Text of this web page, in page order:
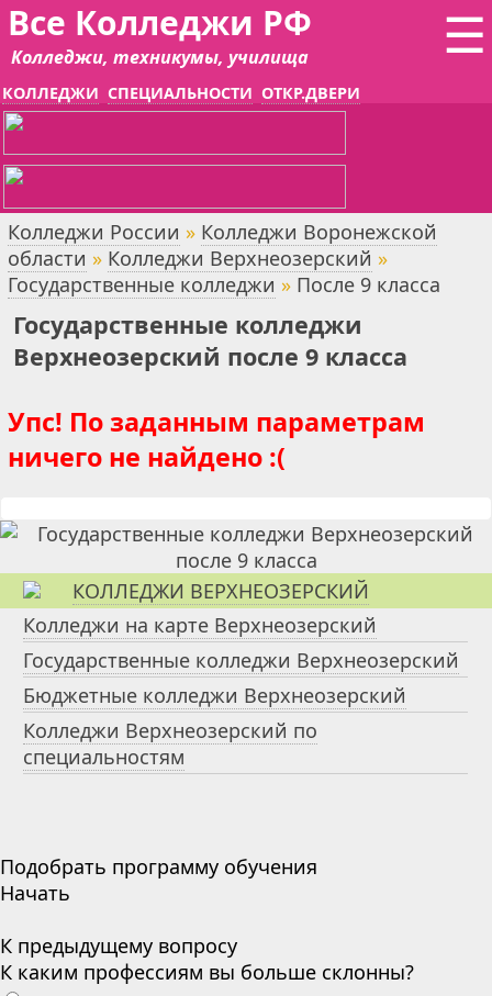
☰
Все Колледжи РФ
Колледжи, техникумы, училища
КОЛЛЕДЖИ СПЕЦИАЛЬНОСТИ ОТКР.ДВЕРИ
Колледжи России » Колледжи Воронежской
области » Колледжи Верхнеозерский »
Государственные колледжи » После 9 класса
Государственные колледжи
Верхнеозерский после 9 класса
Упс! По заданным параметрам
ничего не найдено :(
КОЛЛЕДЖИ ВЕРХНЕОЗЕРСКИЙ
Колледжи на карте Верхнеозерский
Государственные колледжи Верхнеозерский
Бюджетные колледжи Верхнеозерский
Колледжи Верхнеозерский по
специальностям
Подобрать программу обучения
Начать
К предыдущему вопросу
К каким профессиям вы больше склонны?